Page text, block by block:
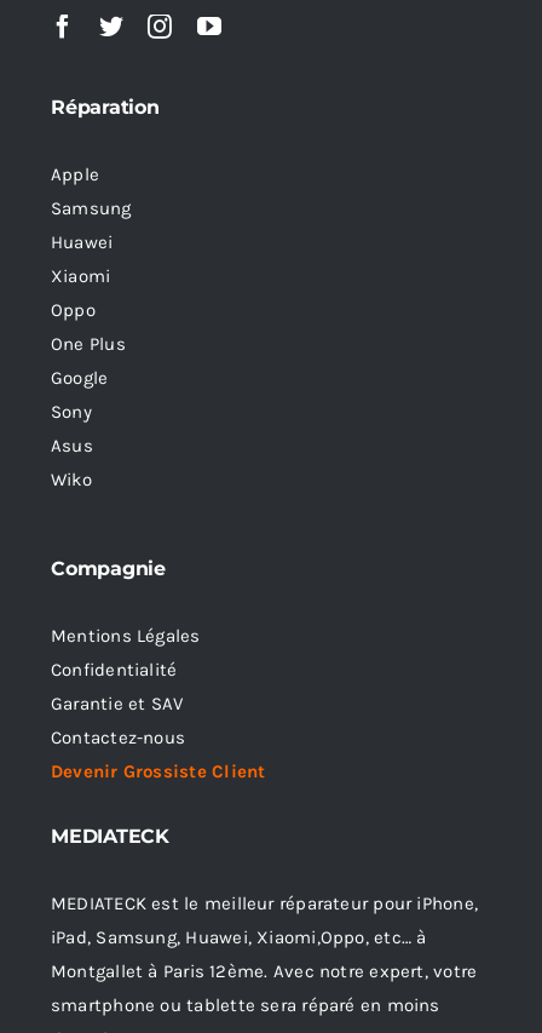
Réparation
Apple
Samsung
Huawei
Xiaomi
Oppo
One Plus
Google
Sony
Asus
Wiko
Compagnie
Mentions Légales
Confidentialité
Garantie et SAV
Contactez-nous
Devenir Grossiste Client
MEDIATECK
MEDIATECK est le meilleur réparateur pour iPhone,
iPad, Samsung, Huawei, Xiaomi,Oppo, etc… à
Montgallet à Paris 12ème. Avec notre expert, votre
smartphone ou tablette sera réparé en moins